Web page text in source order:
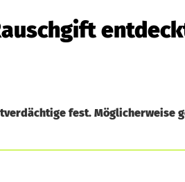
fest. Möglicherweise